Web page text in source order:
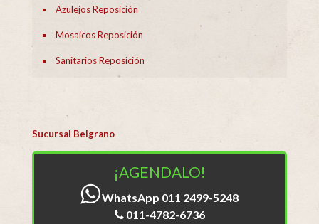
Azulejos Reposición
Mosaicos Reposición
Sanitarios Reposición
Sucursal Belgrano
¡AGENDALO!
WhatsApp 011 2499-5248
011-4782-6736